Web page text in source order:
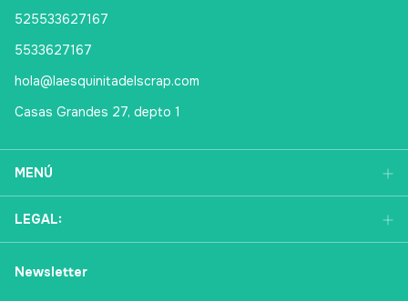
525533627167
5533627167
hola@laesquinitadelscrap.com
Casas Grandes 27, depto 1
MENÚ
LEGAL:
Newsletter